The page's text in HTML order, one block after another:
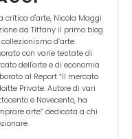
d'arte, Nicola Maggi
da Tiffany il primo blog
d’arte
con varie testate di
dell'arte e di economia
al Report “Il mercato
Private. Autore di vari
e Novecento, ha
arte” dedicata a chi